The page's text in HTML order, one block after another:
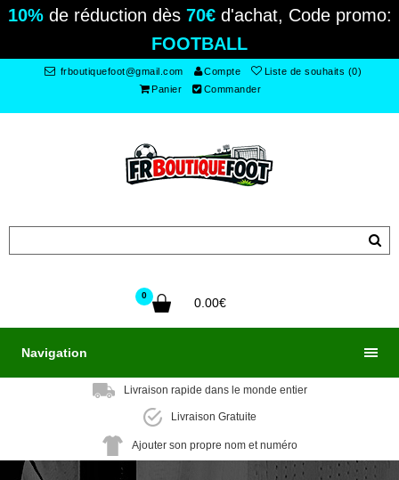
10%de réduction dès 70€d'achat, Code promo:
FOOTBALL
frboutiquefoot@gmail.com Compte
Liste de souhaits (0)
Panier
Commander
0
0.00€
Navigation
Livraison rapide dans le monde entier
Livraison Gratuite
Ajouter son propre nom et numéro